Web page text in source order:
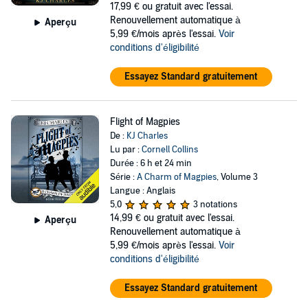
Aperçu
17,99 € ou gratuit avec l'essai.
Renouvellement automatique à
5,99 €/mois après l'essai. Voir
conditions d'éligibilité
Essayez Standard gratuitement
Aperçu
Flight of Magpies
De : KJ Charles
Lu par :Cornell Collins
Durée : 6 h et 24 min
Série :A Charm of Magpies, Volume 3
Langue : Anglais
5,0
3 notations
14,99 € ou gratuit avec l'essai.
Renouvellement automatique à
5,99 €/mois après l'essai. Voir
conditions d'éligibilité
Essayez Standard gratuitement